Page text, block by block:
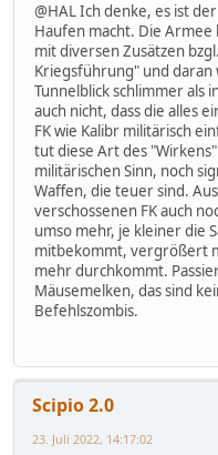
@HAL Ich denke, es ist
Haufen macht. Die
mit diversen Zusätzen
Kriegsführung" und daran
Tunnelblick schlimmer als
auch nicht, dass die alles
FK wie Kalibr militärisch
tut diese Art des
militärischen Sinn, noch
Waffen, die teuer sind.
verschossenen FK auch
umso mehr, je kleiner die
mitbekommt, vergrößert
mehr durchkommt.
Mäusemelken, das sind
Befehlszombis.
Scipio 2.0
23. Juli 2022, 14:17:02